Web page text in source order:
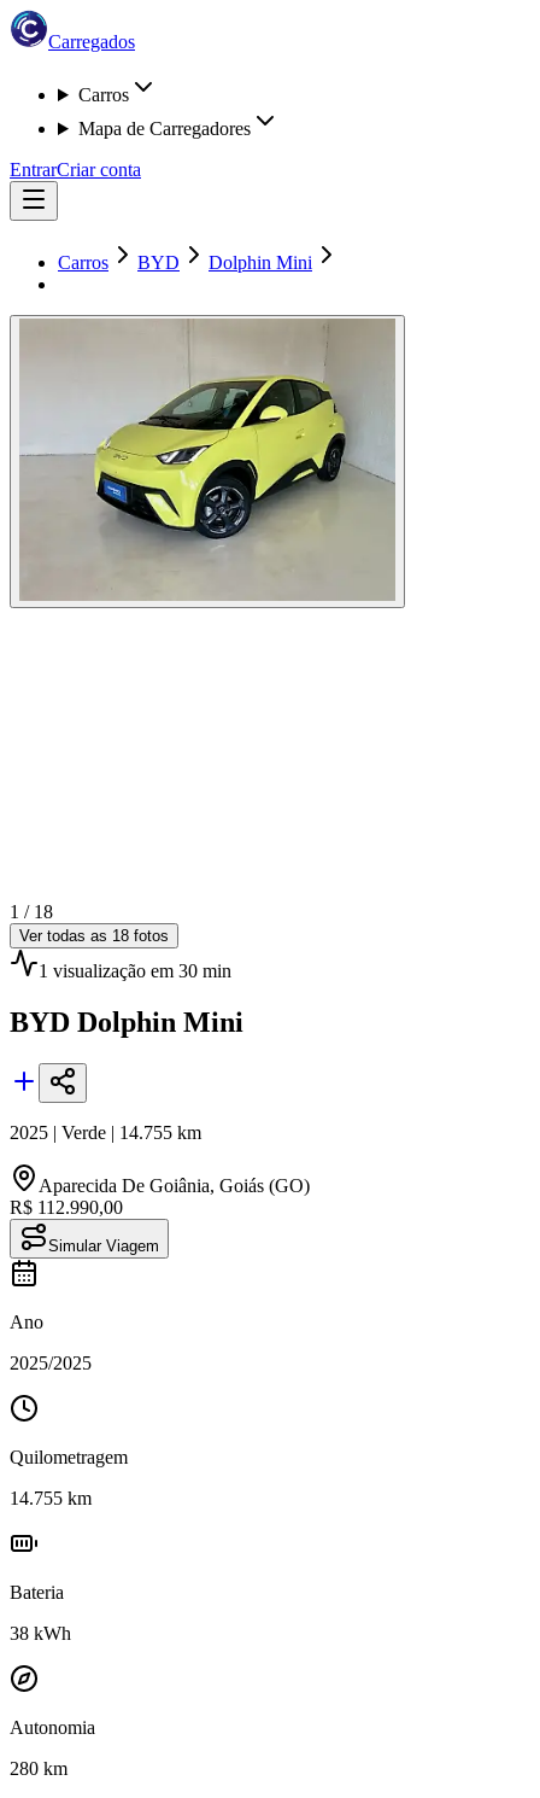
Carregados
Carros
Mapa de Carregadores
EntrarCriar conta
Carros BYD Dolphin Mini
1 / 18
Ver todas as 18 fotos
1 visualização em 30 min
BYD Dolphin Mini
2025 | Verde | 14.755 km
Aparecida De Goiânia, Goiás (GO)
R$ 112.990,00
Simular Viagem
Ano
2025/2025
Quilometragem
14.755 km
Bateria
38 kWh
Autonomia
280 km